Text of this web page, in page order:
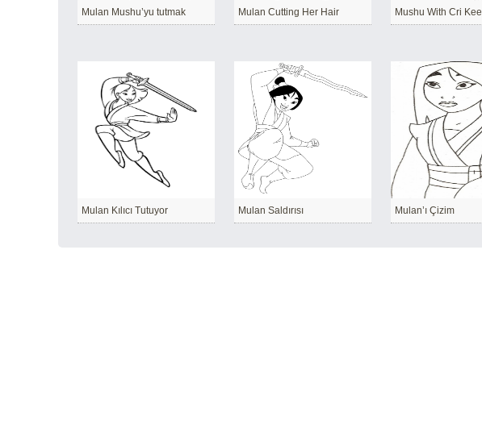
Mulan Mushu’yu tutmak Mulan Cutting Her Hair Mushu With Cri Kee
Mulan Kılıcı Tutuyor Mulan Saldırısı Mulan’ı Çizim